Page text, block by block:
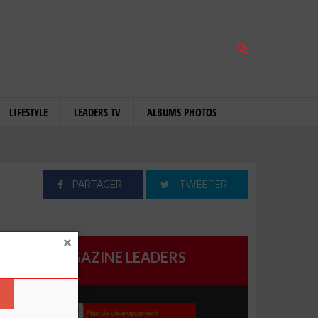
LIFESTYLE LEADERS TV ALBUMS PHOTOS
PARTAGER TWEETER
MAGAZINE LEADERS